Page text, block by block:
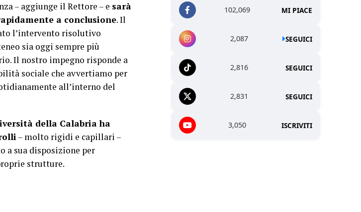
– aggiunge il Rettore – e sarà
a conclusione. Il
l’intervento risolutivo
sia oggi sempre più
Il nostro impegno risponde a
sociale che avvertiamo per
all’interno del
della Calabria ha
– molto rigidi e capillari –
a sua disposizione per
strutture.
102,069 MI PIACE
2,087 SEGUICI
2,816 SEGUICI
2,831 SEGUICI
3,050 ISCRIVITI